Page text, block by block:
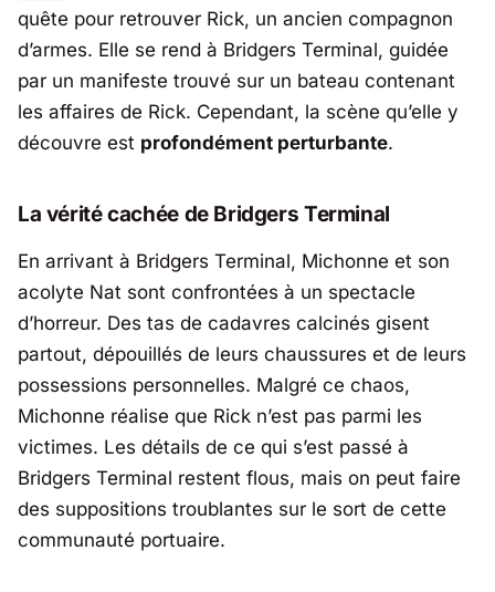
quête pour retrouver Rick, un ancien compagnon
d’armes. Elle se rend à Bridgers Terminal, guidée
par un manifeste trouvé sur un bateau contenant
les affaires de Rick. Cependant, la scène qu’elle y
découvre est profondément perturbante.
La vérité cachée de Bridgers Terminal
En arrivant à Bridgers Terminal, Michonne et son
acolyte Nat sont confrontées à un spectacle
d’horreur. Des tas de cadavres calcinés gisent
partout, dépouillés de leurs chaussures et de leurs
possessions personnelles. Malgré ce chaos,
Michonne réalise que Rick n’est pas parmi les
victimes. Les détails de ce qui s’est passé à
Bridgers Terminal restent flous, mais on peut faire
des suppositions troublantes sur le sort de cette
communauté portuaire.